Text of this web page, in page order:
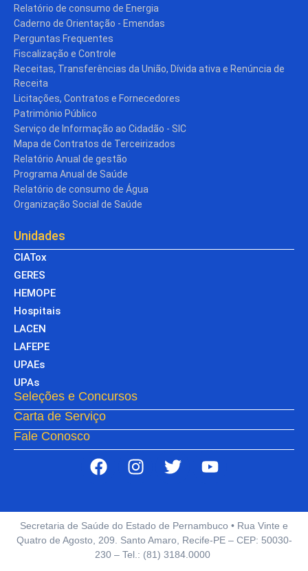
Relatório de consumo de Energia
Caderno de Orientação - Emendas
Perguntas Frequentes
Fiscalização e Controle
Receitas, Transferências da União, Dívida ativa e Renúncia de
Receita
Licitações, Contratos e Fornecedores
Patrimônio Público
Serviço de Informação ao Cidadão - SIC
Mapa de Contratos de Terceirizados
Relatório Anual de gestão
Programa Anual de Saúde
Relatório de consumo de Água
Organização Social de Saúde
Unidades
CIATox
GERES
HEMOPE
Hospitais
LACEN
LAFEPE
UPAEs
UPAs
Seleções e Concursos
Carta de Serviço
Fale Conosco
Secretaria de Saúde do Estado de Pernambuco • Rua Vinte e
Quatro de Agosto, 209. Santo Amaro, Recife-PE – CEP: 50030-
230 – Tel.: (81) 3184.0000